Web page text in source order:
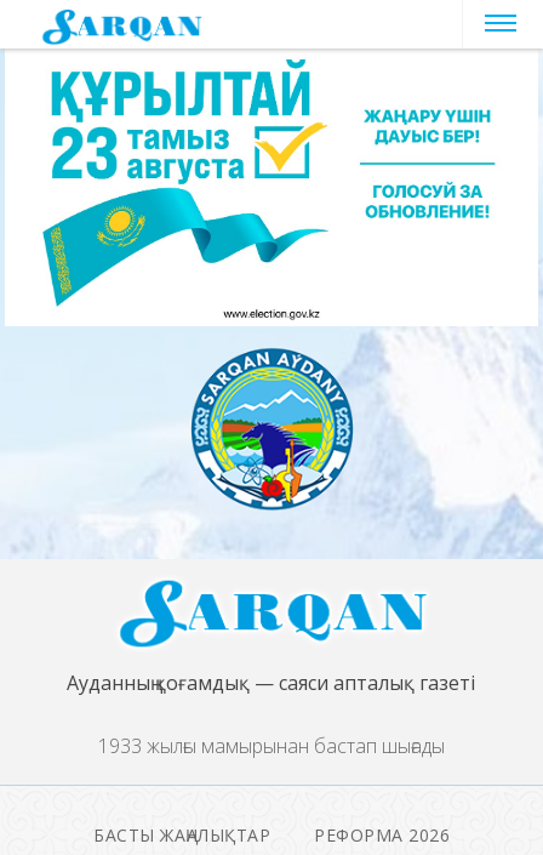
Ауданның қоғамдық — саяси апталық газеті
1933 жылғы мамырынан бастап шығады
БАСТЫ ЖАҢАЛЫҚТАР РЕФОРМА 2026